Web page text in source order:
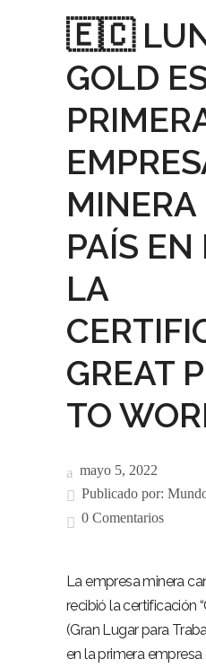
🇪🇨
GOLD
MINERA
PAÍS EN
LA
GREAT
TO
mayo 5, 2022
Publicado por:
0 Comentarios
La empresa minera
recibió la certificación
(Gran Lugar para
en la primera